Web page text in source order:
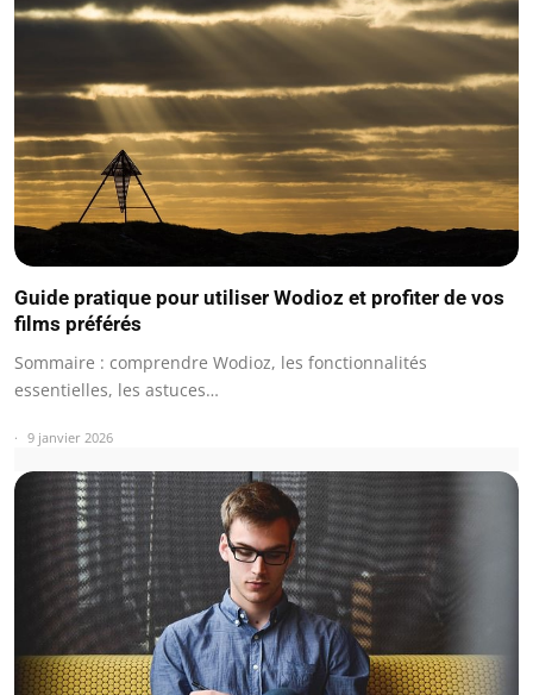
Guide pratique pour utiliser Wodioz et profiter de vos
films préférés
Sommaire : comprendre Wodioz, les fonctionnalités
essentielles, les astuces…
9 janvier 2026